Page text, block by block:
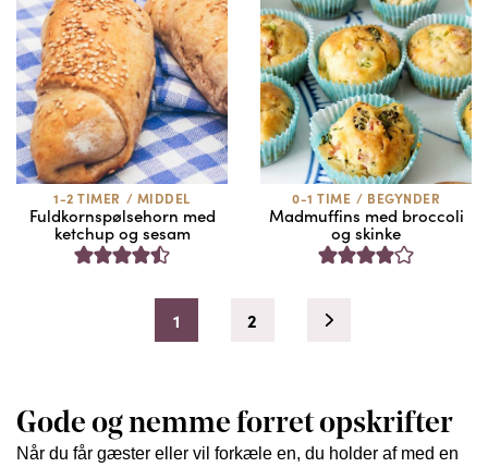
1-2 TIMER / MIDDEL
Fuldkornspølsehorn med
ketchup og sesam
0-1 TIME / BEGYNDER
Madmuffins med broccoli
og skinke
1 2
Gode og nemme forret opskrifter
Når du får gæster eller vil forkæle en, du holder af med en